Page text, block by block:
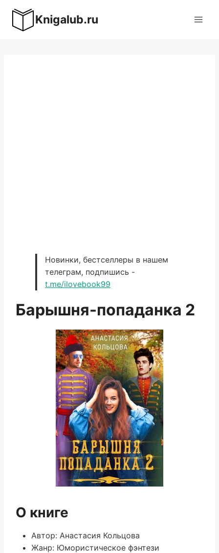
содержимому
Knigalub.ru
Новинки, бестселлеры в нашем
телеграм, подпишись -
t.me/ilovebook99
Барышня-попаданка 2
О книге
Автор: Анастасия Кольцова
Жанр: Юмористическое фэнтези